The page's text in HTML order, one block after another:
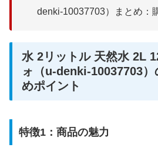
denki-10037703）まとめ：
水 2リットル 天然水 2L
ォ（u-denki-10037703
めポイント
特徴1：商品の魅力